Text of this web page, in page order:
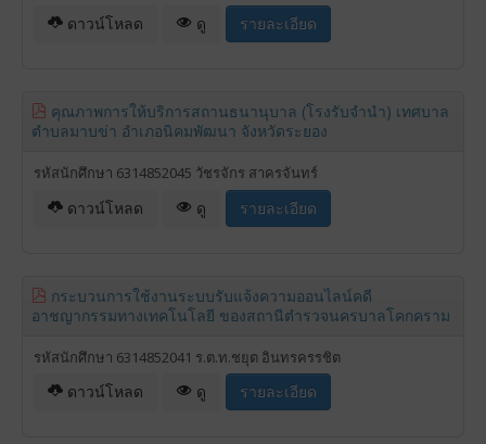
ดาวน์โหลด ดู รายละเอียด
คุณภาพการให้บริการสถานธนานุบาล (โรงรับจำนำ) เทศบาล
ตำบลมาบข่า อำเภอนิคมพัฒนา จังหวัดระยอง
รหัสนักศึกษา 6314852045 วัชรจักร สาครจันทร์
ดาวน์โหลด ดู รายละเอียด
กระบวนการใช้งานระบบรับแจ้งความออนไลน์คดี
อาชญากรรมทางเทคโนโลยี ของสถานีตำรวจนครบาลโคกคราม
รหัสนักศึกษา 6314852041 ร.ต.ท.ชยุต อินทรครรชิต
ดาวน์โหลด ดู รายละเอียด